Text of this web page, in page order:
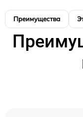
Преимущества